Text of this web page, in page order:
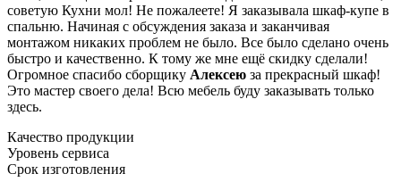
советую Кухни мол! Не пожалеете! Я заказывала шкаф-купе в
спальню. Начиная с обсуждения заказа и заканчивая
монтажом никаких проблем не было. Все было сделано очень
быстро и качественно. К тому же мне ещё скидку сделали!
Огромное спасибо сборщику Алексею за прекрасный шкаф!
Это мастер своего дела! Всю мебель буду заказывать только
здесь.
Качество продукции
Уровень сервиса
Срок изготовления